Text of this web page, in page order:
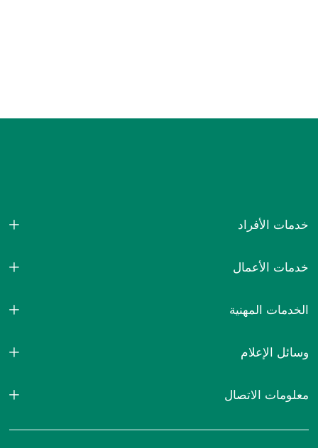
خدمات الأفراد
خدمات الأعمال
الخدمات المهنية
وسائل الإعلام
معلومات الاتصال